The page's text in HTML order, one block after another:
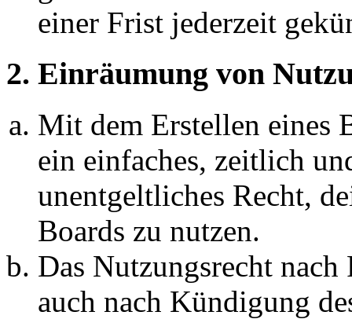
einer Frist jederzeit
2. Einräumung von
Mit dem Erstellen eines
ein einfaches, zeitlich
unentgeltliches Recht,
Boards zu nutzen.
Das Nutzungsrecht
auch nach Kündigung